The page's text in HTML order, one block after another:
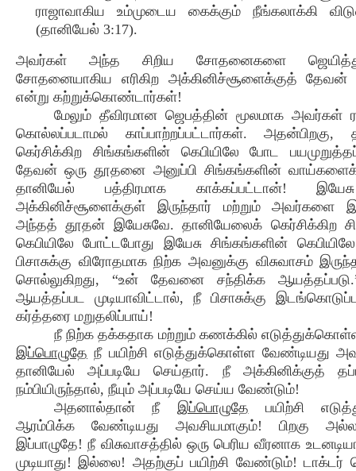
ராஜாவாகிய உம்முடைய கைக்கும் நீங்கலாக்கி
(தானியேல் 3:17).
அவர்கள் அந்த சிறிய சோதனைகளை
சோதனையாகிய எரிகிற அக்கினிச்சூளைக்குத் தேவன்
என்று கற்றுக்கொண்டார்கள்!
மேலும் தீவிரமான ஜெபத்தின் மூலமாக அவர்கள்
கொல்லப்படாமல் காப்பாற்றப்பட்டார்கள். அதன்பிறகு,
கெர்சிக்கிற சிங்கங்களின் கெபியிலே போட
தேவன் ஒரு தூதனை அனுப்பி சிங்கங்களின் வாய்களைக்
தானியேல் பத்திரமாக காக்கப்பட்டான்!
அக்கினிச்சூளைக்குள் இருந்தார் மற்றும் அவர்களை
அந்தத் தூதன் இயேசுவே. தானியேலைக் கெர்சிக்கிற
கெபியிலே போட்டபோது இயேசு சிங்கங்களின்
பிசாசுக்கு விரோதமாக நிற்க அவனுக்கு விசுவாசம்
சொல்லுகிறது, “உன் தேவனை சந்திக்க
ஆயத்தப்பட முடியாவிட்டால், நீ பிசாசுக்கு
கர்த்தரை மறுதலிப்பாய்!
நீ நிற்க தக்கதாக மற்றும் கணக்கில்
இப்பொழுதே நீ பயிற்சி எடுத்துக்கொள்ள வேண்டியது
தானியேல் அப்படியே செய்தார். நீ அக்கினிக்குத்
நம்பியிருந்தால், நீயும் அப்படியே செய்ய வேண்டும்!
அதனால்தான் நீ இப்பொழுதே பயிற்சி
ஆரம்பிக்க வேண்டியது அவசியமாகும்! பிறகு
இப்பாழுதே! நீ விசுவாசத்தில் ஒரு பெரிய வீரனாக
முடியாது! இல்லை! அதற்குப் பயிற்சி வேண்டும்!